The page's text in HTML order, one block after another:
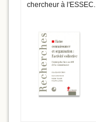
chercheur à l'ESSEC.